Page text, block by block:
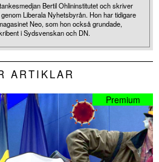
Bertil Ohlininstitutet och skriver
Liberala Nyhetsbyrån. Hon har tidigare
Neo, som hon också grundade,
i Sydsvenskan och DN.
ARTIKLAR